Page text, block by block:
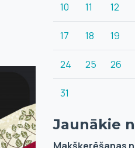
10 11 12
17 18 19
24 25 26
31
Jaunākie